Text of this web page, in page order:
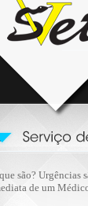
são? Urgências
de um